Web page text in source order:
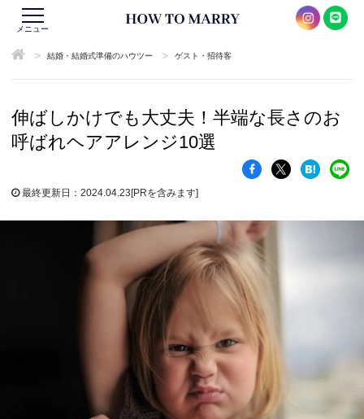
メニュー
> 結婚・結婚式準備のハウツー > ゲスト・招待客
伸ばしかけでも大丈夫！半端な長さのお
呼ばれヘアアレンジ10選
最終更新日：2024.04.23[PRを含みます]